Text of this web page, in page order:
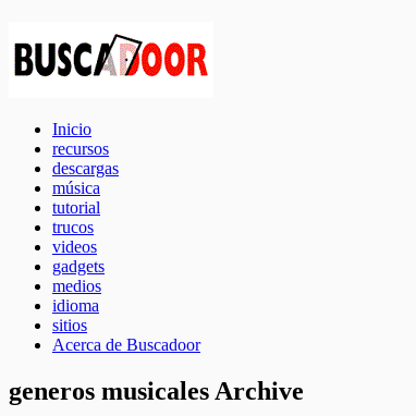
Inicio
recursos
descargas
música
tutorial
trucos
videos
gadgets
medios
idioma
sitios
Acerca de Buscadoor
generos musicales Archive